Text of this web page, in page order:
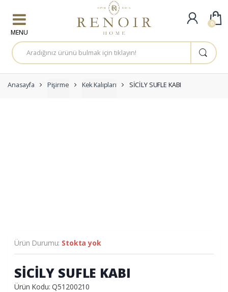
A
r
a
a
:
Anasayfa Pişirme Kek Kalıpları SİCİLY SUFLE KABI
Ürün Durumu: Stokta yok
SİCİLY SUFLE KABI
Ürün Kodu: Q51200210
0